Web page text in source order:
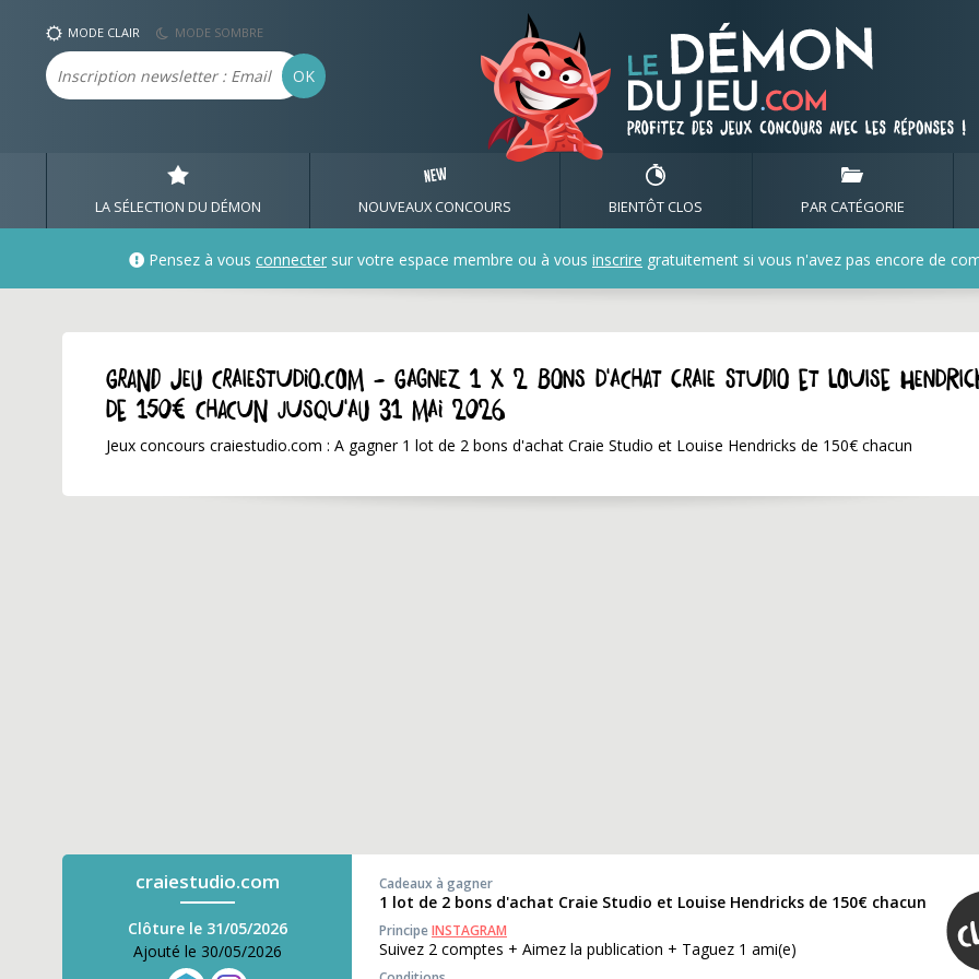
MODE CLAIR MODE SOMBRE
Email OK
LA SÉLECTION DU DÉMON NOUVEAUX CONCOURS BIENTÔT CLOS PAR CATÉGORIE
Pensez à vous connecter sur votre espace membre ou à vous inscrire gratuitement si vous n'avez pas encore de
GRAND JEU craiestudio.com - Gagnez 1 x 2 bons d'achat Craie Studio et Louise
de 150€ chacun jusqu'au 31 mai 2026
Jeux concours craiestudio.com : A gagner 1 lot de 2 bons d'achat Craie Studio et Louise Hendricks de 150€ chacun
craiestudio.com
Clôture le 31/05/2026
Ajouté le 30/05/2026
Cadeaux à gagner
1 lot de 2 bons d'achat Craie Studio et Louise Hendricks de 150€ chacun
PrincipeINSTAGRAM
Suivez 2 comptes + Aimez la publication + Taguez 1 ami(e)